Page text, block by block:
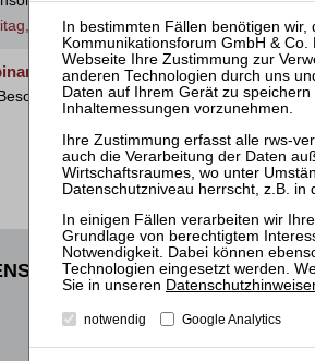
den 23. Oktober 2026
Unternehmensinsolvenzen
der Unternehmensinsolvenz
VERTRAG
notwendig Google Analytics